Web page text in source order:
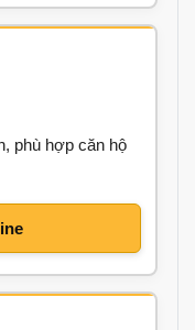
phù hợp căn hộ